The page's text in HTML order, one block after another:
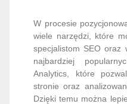
W procesie
wiele narzędzi, które
specjalistom SEO oraz
najbardziej
Analytics, które
stronie oraz
Dzięki temu można